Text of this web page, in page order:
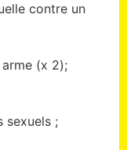
contre un
(x 2);
sexuels ;